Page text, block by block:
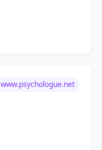
www.psychologue.net